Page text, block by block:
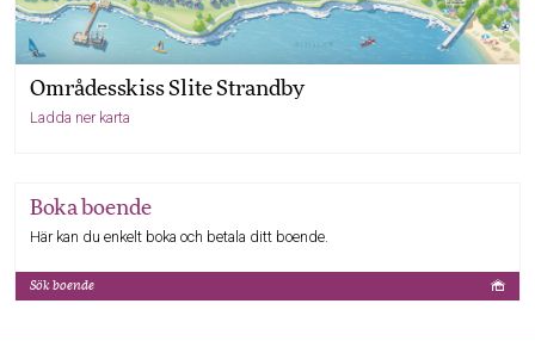
Områdesskiss Slite Strandby
Ladda ner karta
Boka boende
Här kan du enkelt boka och betala ditt boende.
Sök boende